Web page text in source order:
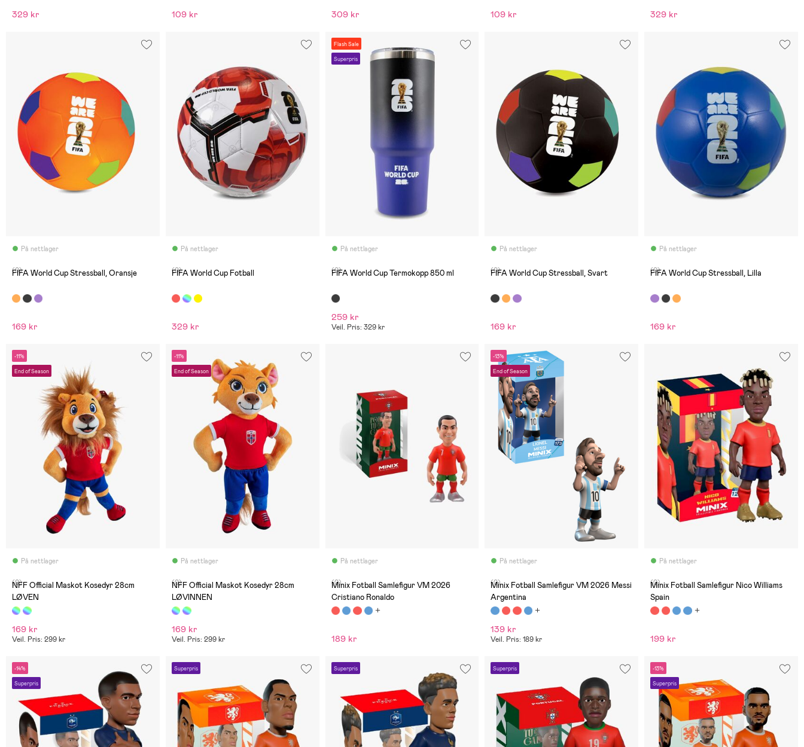
329 kr 109 kr 309 kr 109 kr 329 kr
På nettlager
(0)
FIFA World Cup Stressball, Oransje
169 kr
På nettlager
(0)
FIFA World Cup Fotball
329 kr
Flash Sale
Superpris
På nettlager
(0)
FIFA World Cup Termokopp 850 ml
259 kr
Veil. Pris: 329 kr
På nettlager
(0)
FIFA World Cup Stressball, Svart
169 kr
På nettlager
(0)
FIFA World Cup Stressball, Lilla
169 kr
-11%
End of Season
På nettlager
(0)
NFF Official Maskot Kosedyr 28cm
LØVEN
169 kr
Veil. Pris: 299 kr
-11%
End of Season
På nettlager
(0)
NFF Official Maskot Kosedyr 28cm
LØVINNEN
169 kr
Veil. Pris: 299 kr
På nettlager
(0)
Minix Fotball Samlefigur VM 2026
Cristiano Ronaldo
189 kr
-13%
End of Season
På nettlager
(0)
Minix Fotball Samlefigur VM 2026 Messi
Argentina
139 kr
Veil. Pris: 189 kr
På nettlager
(0)
Minix Fotball Samlefigur Nico Williams
Spain
199 kr
-14%
Superpris
Superpris Superpris Superpris -13%
Superpris